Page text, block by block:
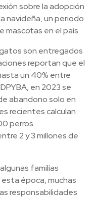
sobre la adopción
navideña, un periodo
mascotas en el país.
son entregados
reportan que el
un 40% entre
en 2023 se
abandono solo en
recientes calculan
perros
2 y 3 millones de
familias
época, muchas
responsabilidades